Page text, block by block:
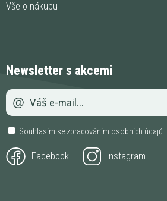
Vše o nákupu
Newsletter s akcemi
Souhlasím se zpracováním osobních údajů
Facebook Instagram